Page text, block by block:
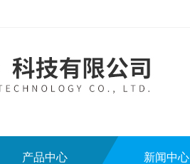
产品中心 新闻中心